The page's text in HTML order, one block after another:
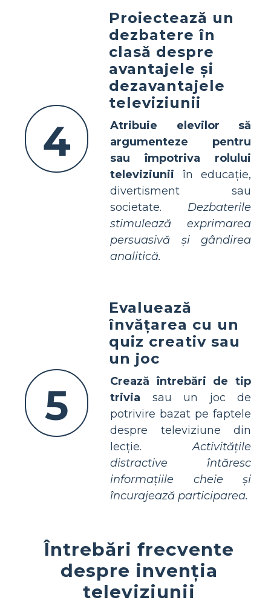
4
Proiectează un
dezbatere în
clasă despre
avantajele și
dezavantajele
televiziunii
Atribuie elevilor să
argumenteze pentru
sau împotriva rolului
televiziunii în educație,
divertisment sau
societate. Dezbaterile
stimulează exprimarea
persuasivă și gândirea
analitică.
5
Evaluează
învățarea cu un
quiz creativ sau
un joc
Crează întrebări de tip
trivia sau un joc de
potrivire bazat pe faptele
despre televiziune din
lecție.Activitățile
distractive întăresc
informațiile cheie și
încurajează participarea.
Întrebări frecvente
despre invenția
televiziunii